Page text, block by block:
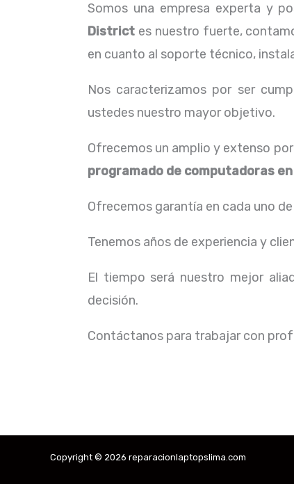
Somos una empresa experta y
District es nuestro fuerte,
en cuanto al soporte técnico,
Nos caracterizamos por ser
ustedes nuestro mayor objetivo.
Ofrecemos un amplio y extenso
programado de computadoras
Ofrecemos garantía en cada uno
Tenemos años de experiencia y
El tiempo será nuestro mejor
decisión.
Contáctanos para trabajar con
Copyright © 2026 reparacionlaptopslima.com